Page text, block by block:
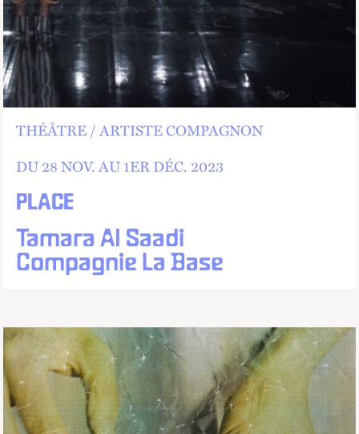
PLACE
Tamara Al Saadi
Compagnie La Base
THÉÂTRE
ARTISTE COMPAGNON
DU 28NOV.AU1ERDÉC. 2023